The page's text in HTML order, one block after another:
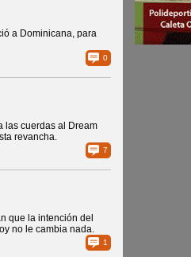
a Dominicana, para
0
las cuerdas al Dream
revancha.
7
que la intención del
no le cambia nada.
1